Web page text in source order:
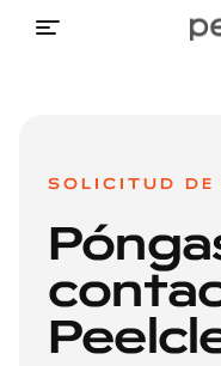
SOLICITUD DE